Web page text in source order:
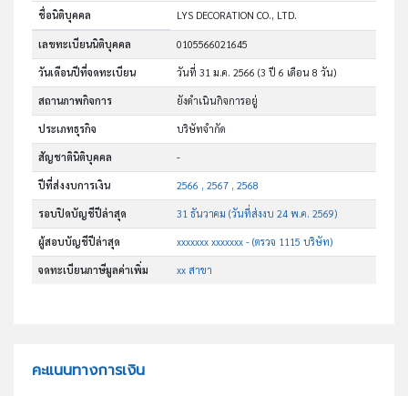
ชื่อนิติบุคคล LYS DECORATION CO., LTD.
เลขทะเบียนนิติบุคคล 0105566021645
วันเดือนปีที่จดทะเบียน วันที่ 31 ม.ค. 2566(3 ปี 6 เดือน 8 วัน)
สถานภาพกิจการ ยังดำเนินกิจการอยู่
ประเภทธุรกิจ บริษัทจำกัด
สัญชาตินิติบุคคล -
ปีที่ส่งงบการเงิน 2566 , 2567 , 2568
รอบปิดบัญชีปีล่าสุด 31 ธันวาคม (วันที่ส่งงบ 24 พ.ค. 2569)
ผู้สอบบัญชีปีล่าสุด xxxxxxx xxxxxxx - (ตรวจ 1115 บริษัท)
จดทะเบียนภาษีมูลค่าเพิ่ม xx สาขา
คะแนนทางการเงิน